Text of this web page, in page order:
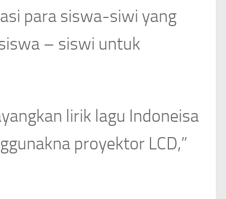
para siswa-siwi yang
– siswi untuk
lirik lagu Indoneisa
proyektor LCD,”